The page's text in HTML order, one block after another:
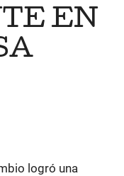
EN
logró una